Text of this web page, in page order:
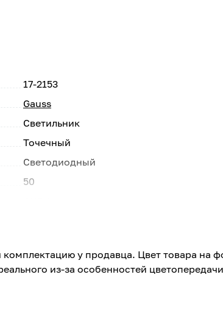
17-2153
Gauss
Светильник
Точечный
Светодиодный
50
ІР20
у продавца. Цвет товара на
из-за особенностей цветопередачи